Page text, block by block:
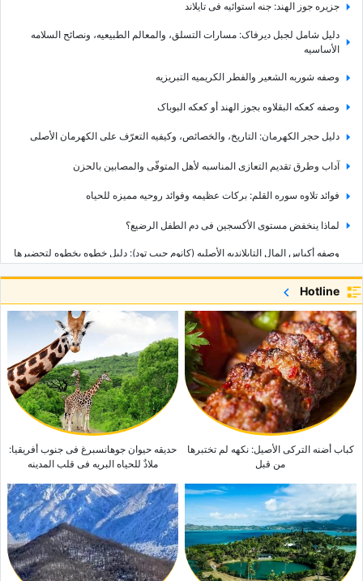
جزیره جوز الهند: جنه استوائیه فی تایلاند
دلیل شامل لجبل دیرفاک: مسارات التسلق، والمعالم الطبیعیه، ونصائح السلامه
الأساسیه
وصفه شوربه الشعیر والفطر الکریمیه التبریزیه
وصفه کعکه البقلاوه بجوز الهند أو کعکه البوباک
دلیل حجر الکهرمان: التاریخ، والخصائص، وکیفیه التعرّف على الکهرمان الأصلی
آداب وطرق تقدیم التعازی المناسبه لأهل المتوفّى والمصابین بالحزن
فوائد تلاوه سوره القلم: برکات عظیمه وفوائد روحیه ممیزه للحیاه
لماذا ینخفض مستوى الأکسجین فی دم الطفل الرضیع؟
وصفه أکیاس المال التایلاندیه الأصلیه (کانوم جیب تود): دلیل خطوه بخطوه لتحضیرها
فی المنزل
ما هو التکوین؟ أنواعه وکیفیه عمله
شرح أنواع الأقلام: أیّ نوع منها هو الأنسب لک؟
ینبوع کانی غرافان: أعجوبه طبیعیه مخفیه فی قلب محافظه أذربیجان الغربیه
هل تختلف التارتات عن الفطائر؟ فهم الفرق بین هاتین الحلویین اللذیذتین
Hotline
کباب أضنه الترکی الأصیل: نکهه لم تختبرها
من قبل
حدیقه حیوان جوهانسبرغ فی جنوب أفریقیا:
ملاذٌ للحیاه البریه فی قلب المدینه